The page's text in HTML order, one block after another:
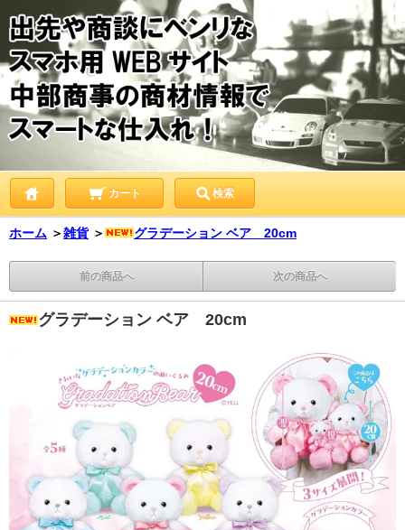
カート 検索
ホーム ＞雑貨 ＞ グラデーション ベア 20cm
前の商品へ 次の商品へ
グラデーション ベア 20cm